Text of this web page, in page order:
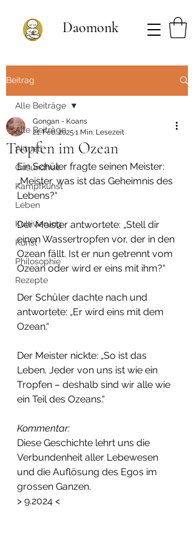
Daomonk
Beitrag
Alle Beiträge
Aktuell
Gesundheit
Kampfkunst
Leben
Kultivierung
Kunst
Philosophie
Rezepte
Alle Beiträge
Tropfen im Ozean
Gongan - Koans
21. Feb. 2025 1 Min. Lesezeit
Ein Schüler fragte seinen Meister:
„Meister, was ist das Geheimnis des
Lebens?“
Der Meister antwortete: „Stell dir
einen Wassertropfen vor, der in den
Ozean fällt. Ist er nun getrennt vom
Ozean oder wird er eins mit ihm?“
Der Schüler dachte nach und
antwortete: „Er wird eins mit dem
Ozean.“
Der Meister nickte: „So ist das
Leben. Jeder von uns ist wie ein
Tropfen – deshalb sind wir alle wie
ein Teil des Ozeans.“
Kommentar:
Diese Geschichte lehrt uns die
Verbundenheit aller Lebewesen
und die Auflösung des Egos im
grossen Ganzen.
> 9.2024 <